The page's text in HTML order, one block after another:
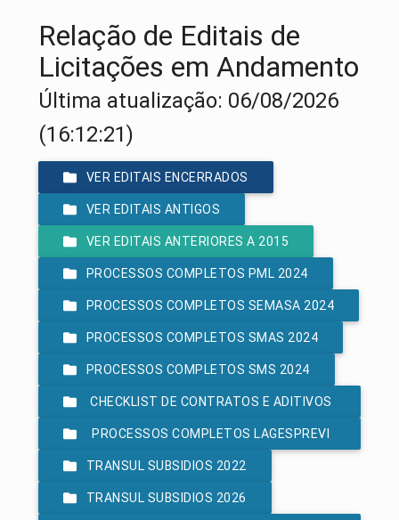
Relação de Editais de
Licitações em Andamento
Última atualização: 06/08/2026
(16:12:21)
VER EDITAIS ENCERRADOS
VER EDITAIS ANTIGOS
VER EDITAIS ANTERIORES A 2015
PROCESSOS COMPLETOS PML 2024
PROCESSOS COMPLETOS SEMASA 2024
PROCESSOS COMPLETOS SMAS 2024
PROCESSOS COMPLETOS SMS 2024
CHECKLIST DE CONTRATOS E ADITIVOS
- LEI 8.666/93
PROCESSOS COMPLETOS LAGESPREVI
2024
TRANSUL SUBSIDIOS 2022
TRANSUL SUBSIDIOS 2026